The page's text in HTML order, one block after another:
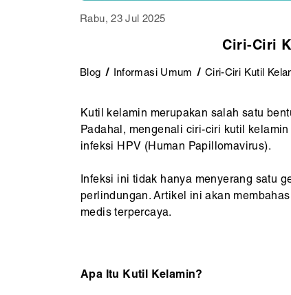
Rabu, 23 Jul 2025
Ciri-Ciri
Blog Informasi Umum Ciri-Ciri Kutil
Kutil kelamin merupakan salah satu
Padahal, mengenali ciri-ciri kutil
infeksi HPV (Human Papillomavirus).
Infeksi ini tidak hanya menyerang satu
perlindungan. Artikel ini akan
medis terpercaya.
Apa Itu Kutil Kelamin?